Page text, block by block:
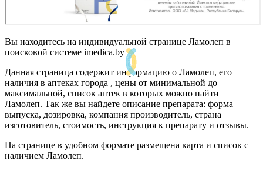
Вы находитесь на индивидуальной странице Ламолеп в
поисковой системе imedica.by
Данная страница содержит информацию о Ламолеп, его
наличия в аптеках города , цены от минимальной до
максимальной, список аптек в которых можно найти
Ламолеп. Так же вы найдете описание препарата: форма
выпуска, дозировка, компания производитель, страна
изготовитель, стоимость, инструкция к препарату и отзывы.
На странице в удобном формате размещена карта и список с
наличием Ламолеп.